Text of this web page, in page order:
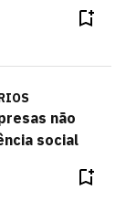
não
social